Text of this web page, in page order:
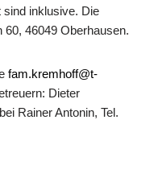
sind inklu­sive. Die
46049 Oberhausen.
fam.kremhoff@t-
Dieter
Rainer Antonin, Tel.